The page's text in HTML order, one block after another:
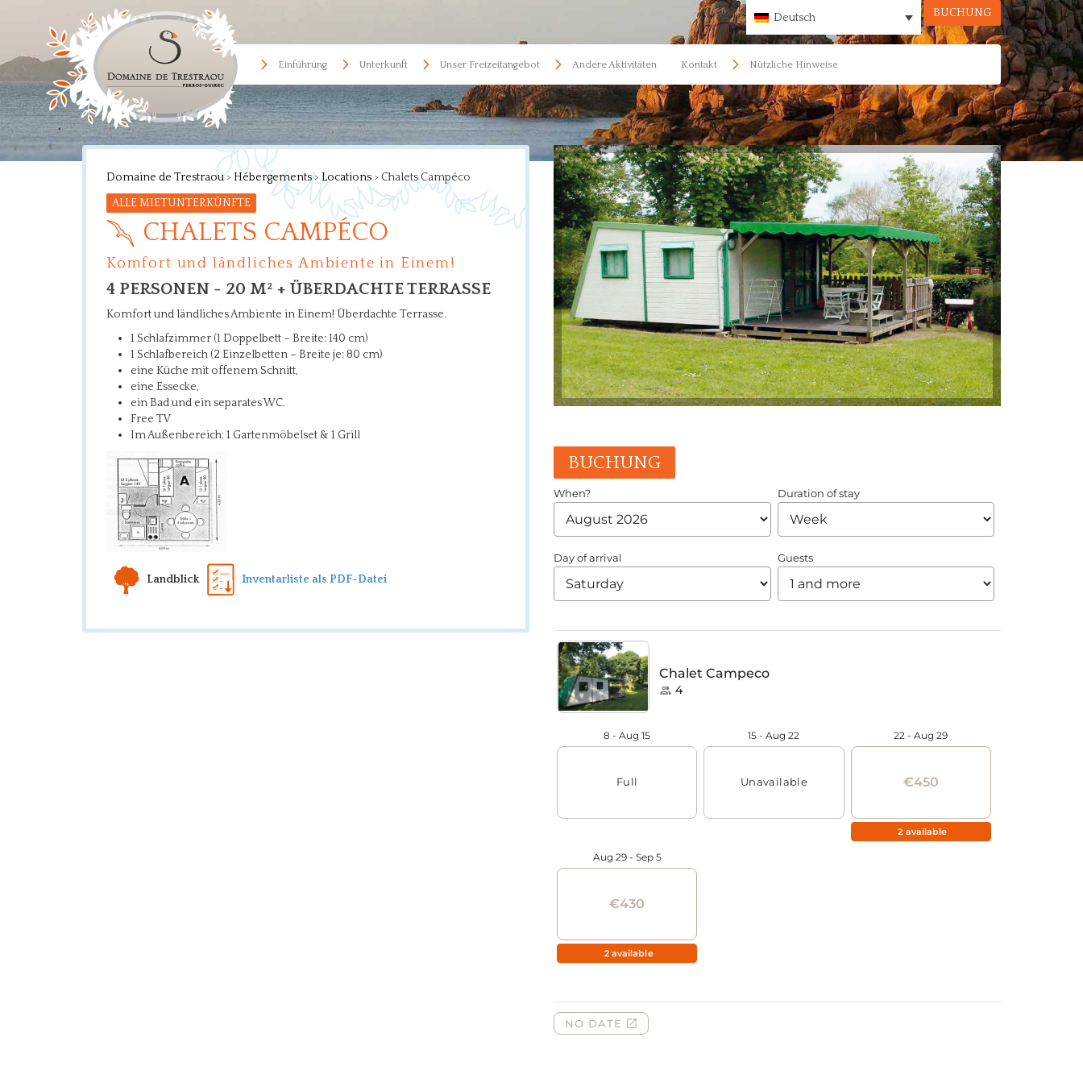
Deutsch BUCHUNG
Einführung Unterkunft Unser Freizeitangebot Andere Aktivitäten Kontakt Nützliche Hinweise
Domaine de Trestraou> Hébergements>Locations > Chalets Campéco
ALLE MIETUNTERKÜNFTE
CHALETS CAMPÉCO
Komfort und ländliches Ambiente in Einem!
4 PERSONEN - 20 M² + ÜBERDACHTE TERRASSE
Komfort und ländliches Ambiente in Einem! Überdachte Terrasse.
1 Schlafzimmer (1 Doppelbett – Breite: 140 cm)
1 Schlafbereich (2 Einzelbetten – Breite je: 80 cm)
eine Küche mit offenem Schnitt,
eine Essecke,
ein Bad und ein separates WC.
Free TV
Im Außenbereich: 1 Gartenmöbelset & 1 Grill
Landblick Inventarliste als PDF-Datei
BUCHUNG